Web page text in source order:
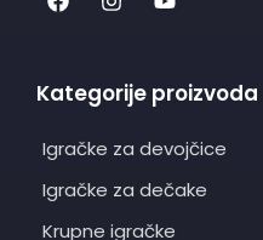
Kategorije proizvoda
Igračke za devojčice
Igračke za dečake
Krupne igračke